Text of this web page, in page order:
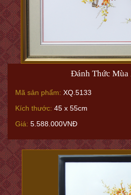
Đánh Thức Mùa
Mã sản phẩm: XQ.5133
Kích thước: 45 x 55cm
Giá: 5.588.000VNĐ